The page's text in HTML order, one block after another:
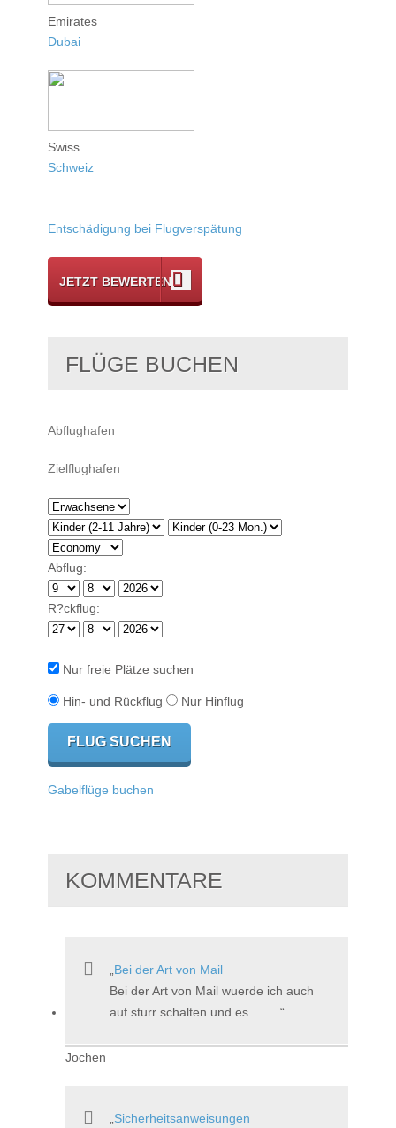
Emirates
Dubai
Swiss
Schweiz
Entschädigung bei Flugverspätung
JETZT BEWERTEN
FLÜGE BUCHEN
Abflug:
R?ckflug:
Nur freie Plätze suchen
Hin- und Rückflug Nur Hinflug
Gabelflüge buchen
KOMMENTARE
Bei der Art von Mail
Bei der Art von Mail wuerde ich auch
auf sturr schalten und es ... ...
Jochen
Sicherheitsanweisungen